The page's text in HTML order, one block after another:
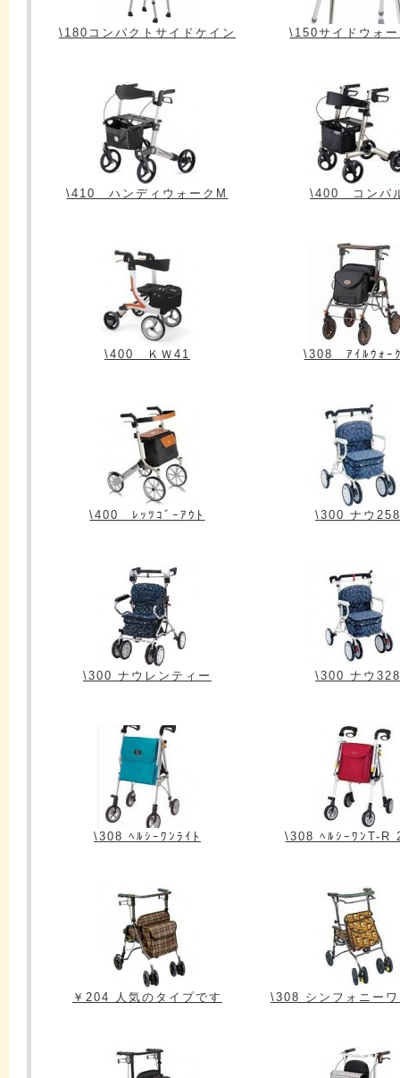
\180コンパクトサイドケイン \150サイドウォ
\410 ハンディウォークM \400 コンパ
\400 ＫＷ41 \308 ｱｲﾙｳｫｰ
\400 ﾚｯﾂｺﾞｰｱｳﾄ \300 ナウ258
\300 ナウレンティー \300 ナウ328
\308 ﾍﾙｼｰﾜﾝﾗｲﾄ \308 ﾍﾙｼｰﾜﾝT-R
￥204 人気のタイプです \308 シンフォニー